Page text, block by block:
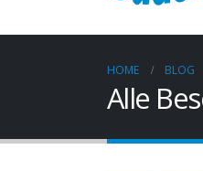
HOME BLOG
Alle